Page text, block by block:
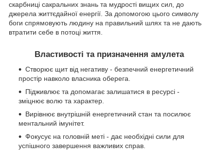
скарбниці сакральних знань та мудрості вищих сил, до
джерела життєдайної енергії. За допомогою цього символу
боги спрямовують людину на правильний шлях та не дають
втратити себе в потоці життя.
Властивості та призначення амулета
Створює щит від негативу - безпечний енергетичний
простір навколо власника оберега.
Підживлює та допомагає залишатися в ресурсі -
зміцнює волю та характер.
Вирівнює внутрішній енергетичний стан та посилює
ментальний імунітет.
Фокусує на головній меті - дає необхідні сили для
успішного завершення важливих справ.